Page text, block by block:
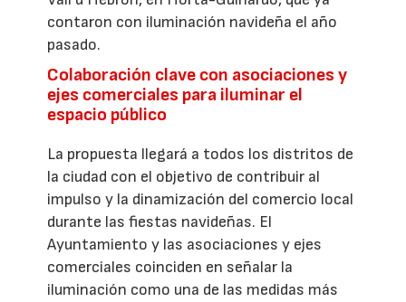
contaron con iluminación navideña el año
pasado.
Colaboración clave con asociaciones y
ejes comerciales para iluminar el
espacio público
La propuesta llegará a todos los distritos de
la ciudad con el objetivo de contribuir al
impulso y la dinamización del comercio local
durante las fiestas navideñas. El
Ayuntamiento y las asociaciones y ejes
comerciales coinciden en señalar la
iluminación como una de las medidas más